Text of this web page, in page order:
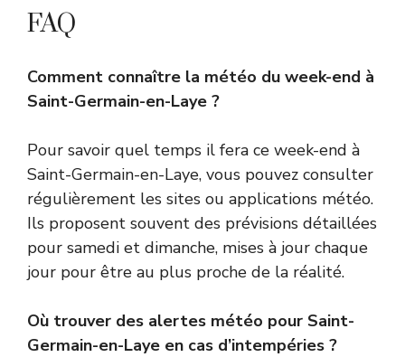
FAQ
Comment connaître la météo du week-end à
Saint-Germain-en-Laye ?
Pour savoir quel temps il fera ce week-end à
Saint-Germain-en-Laye, vous pouvez consulter
régulièrement les sites ou applications météo.
Ils proposent souvent des prévisions détaillées
pour samedi et dimanche, mises à jour chaque
jour pour être au plus proche de la réalité.
Où trouver des alertes météo pour Saint-
Germain-en-Laye en cas d’intempéries ?